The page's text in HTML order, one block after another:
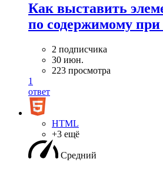
Как выставить
по содержимому при
2 подписчика
30 июн.
223 просмотра
1
ответ
HTML
+3 ещё
Средний